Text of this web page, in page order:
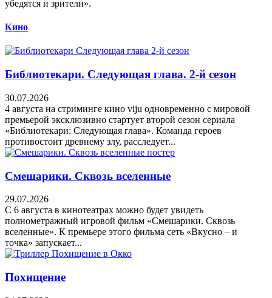
убедятся и зрители».
Кино
Библиотекари. Следующая глава. 2-й сезон
30.07.2026
4 августа на стриминге кино viju одновременно с мировой
премьерой эксклюзивно стартует второй сезон сериала
«Библиотекари: Следующая глава». Команда героев
противостоит древнему злу, расследует...
Смешарики. Сквозь вселенные
29.07.2026
С 6 августа в кинотеатрах можно будет увидеть
полнометражный игровой фильм «Смешарики. Сквозь
вселенные». К премьере этого фильма сеть «Вкусно – и
точка» запускает...
Похищение